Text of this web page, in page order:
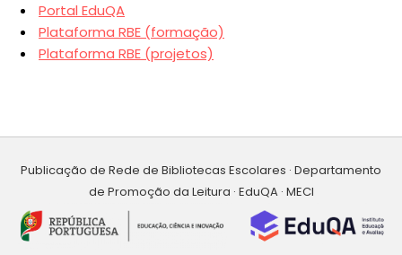
Portal EduQA
Plataforma RBE (formação)
Plataforma RBE (projetos)
Publicação de Rede de Bibliotecas Escolares · Departamento
de Promoção da Leitura · EduQA · MECI